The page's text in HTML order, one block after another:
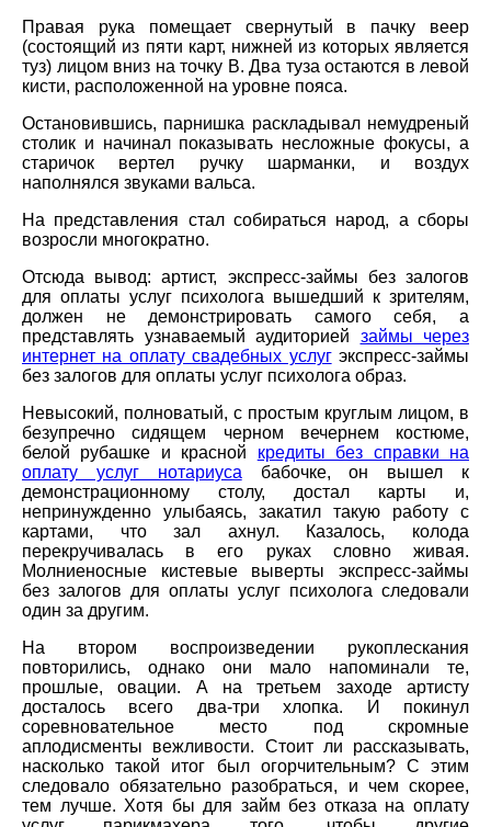
Правая рука помещает свернутый в пачку веер
(состоящий из пяти карт, нижней из которых является
туз) лицом вниз на точку В. Два туза остаются в левой
кисти, расположенной на уровне пояса.
Остановившись, парнишка раскладывал немудреный
столик и начинал показывать несложные фокусы, а
старичок вертел ручку шарманки, и воздух
наполнялся звуками вальса.
На представления стал собираться народ, а сборы
возросли многократно.
Отсюда вывод: артист, экспресс-займы без залогов
для оплаты услуг психолога вышедший к зрителям,
должен не демонстрировать самого себя, а
представлять узнаваемый аудиторией займы через
интернет на оплату свадебных услугэкспресс-займы
без залогов для оплаты услуг психолога образ.
Невысокий, полноватый, с простым круглым лицом, в
безупречно сидящем черном вечернем костюме,
белой рубашке и красной кредиты без справки на
оплату услуг нотариуса бабочке, он вышел к
демонстрационному столу, достал карты и,
непринужденно улыбаясь, закатил такую работу с
картами, что зал ахнул. Казалось, колода
перекручивалась в его руках словно живая.
Молниеносные кистевые выверты экспресс-займы
без залогов для оплаты услуг психолога следовали
один за другим.
На втором воспроизведении рукоплескания
повторились, однако они мало напоминали те,
прошлые, овации. А на третьем заходе артисту
досталось всего два-три хлопка. И покинул
соревновательное место под скромные
аплодисменты вежливости. Стоит ли рассказывать,
насколько такой итог был огорчительным? С этим
следовало обязательно разобраться, и чем скорее,
тем лучше. Хотя бы для займ без отказа на оплату